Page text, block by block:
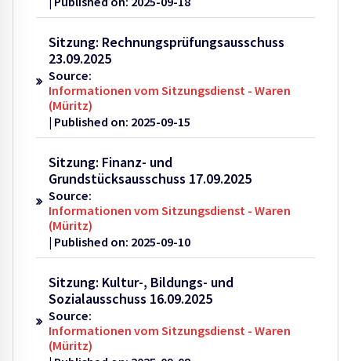
Sitzung: Rechnungsprüfungsausschuss
23.09.2025
Source:
Informationen vom Sitzungsdienst - Waren
(Müritz)
Published on: 2025-09-15
Sitzung: Finanz- und
Grundstücksausschuss 17.09.2025
Source:
Informationen vom Sitzungsdienst - Waren
(Müritz)
Published on: 2025-09-10
Sitzung: Kultur-, Bildungs- und
Sozialausschuss 16.09.2025
Source:
Informationen vom Sitzungsdienst - Waren
(Müritz)